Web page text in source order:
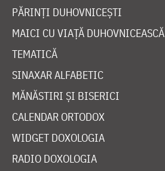
PĂRINȚI DUHOVNICEȘTI
MAICI CU VIAȚĂ DUHOVNICEASCĂ
TEMATICĂ
SINAXAR ALFABETIC
MĂNĂSTIRI ȘI BISERICI
CALENDAR ORTODOX
WIDGET DOXOLOGIA
RADIO DOXOLOGIA